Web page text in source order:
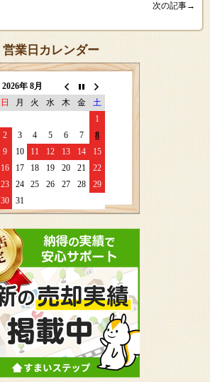
次の記事→
営業日カレンダー
2026年 8月
日
月 火 水 木 金
土
1
2
3 4 5 6 7
8
9
10 11 12 13 14
15
16
17 18 19 20 21
22
23
24 25 26 27 28
29
30
31